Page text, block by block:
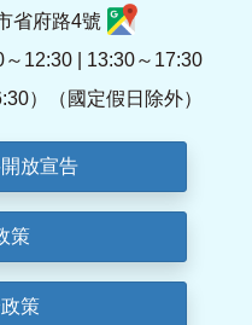
省府路4號
12:30 | 13:30～17:30
）（國定假日除外）
放宣告
策
策